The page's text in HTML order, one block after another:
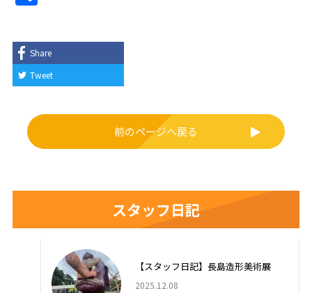
e
b
o
o
Share
Tweet
前のページへ戻る
スタッフ日記
【スタッフ日記】長島造形美術展
2025.12.08